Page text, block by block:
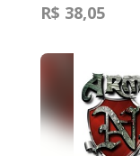
R$ 38,05